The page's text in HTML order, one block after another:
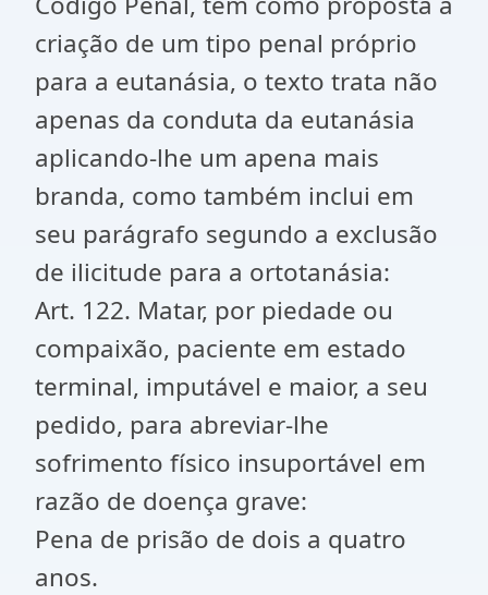
criação de um tipo penal próprio
para a eutanásia, o texto trata não
apenas da conduta da eutanásia
aplicando-lhe um apena mais
branda, como também inclui em
seu parágrafo segundo a exclusão
de ilicitude para a ortotanásia:
Art. 122. Matar, por piedade ou
compaixão, paciente em estado
terminal, imputável e maior, a seu
pedido, para abreviar-lhe
sofrimento físico insuportável em
razão de doença grave:
Pena de prisão de dois a quatro
anos.